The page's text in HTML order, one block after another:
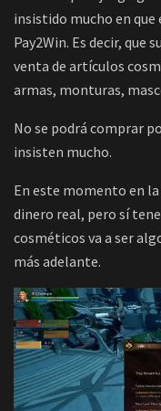
insistido mucho en que
Pay2Win. Es decir, que
venta de artículos
armas, monturas,
No se podrá comprar
insisten mucho.
En este momento en
dinero real, pero sí
cosméticos va a ser
más adelante.